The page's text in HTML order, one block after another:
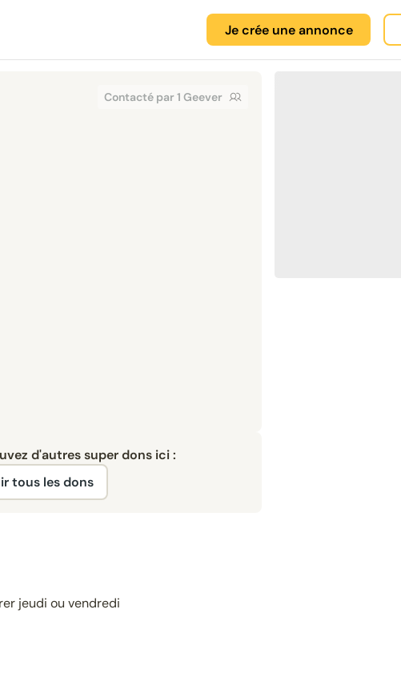
Je crée une annonce
Contacté par 1 Geever
d'autres super dons ici :
tous les dons
jeudi ou vendredi